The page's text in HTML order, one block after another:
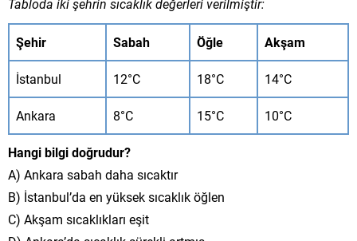
Tabloda iki şehrin sıcaklık değerleri verilmiştir:
Şehir Sabah Öğle Akşam
İstanbul 12°C 18°C 14°C
Ankara 8°C 15°C 10°C
Hangi bilgi doğrudur?
A) Ankara sabah daha sıcaktır
B) İstanbul’da en yüksek sıcaklık öğlen
C) Akşam sıcaklıkları eşit